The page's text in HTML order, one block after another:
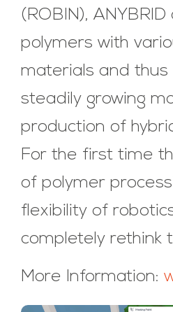
(ROBIN),
polymers with
materials and thus
steadily growing
production of
For the first time
of polymer
flexibility of
completely rethink
More Information: